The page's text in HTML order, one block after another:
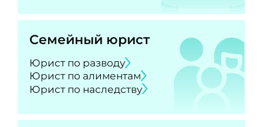
Семейный юрист
Юрист по разводу
Юрист по алиментам
Юрист по наследству